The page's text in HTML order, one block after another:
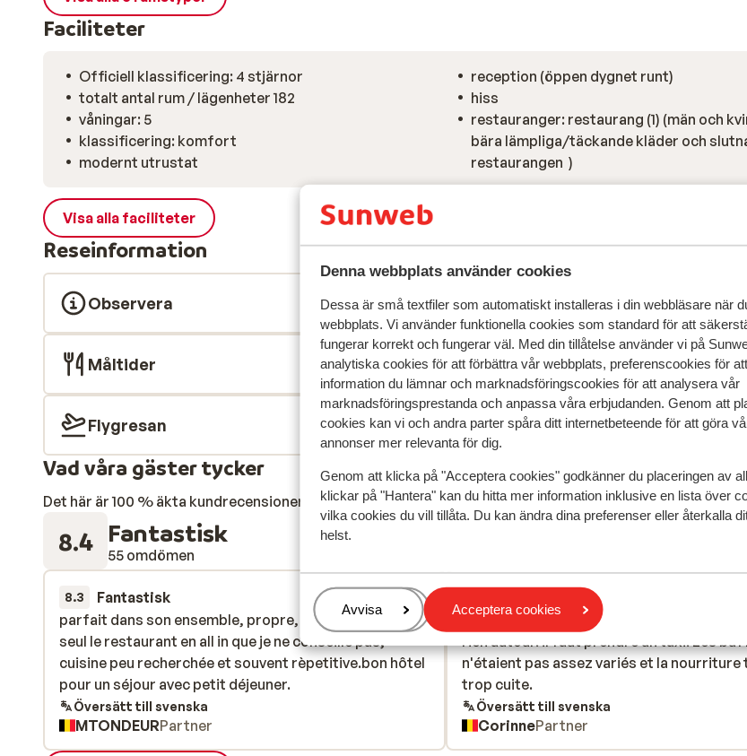
Denna webbplats använder cookies
Dessa är små textfiler som automatiskt installeras i din webbläsare när
webbplats. Vi använder funktionella cookies som standard för att
fungerar korrekt och fungerar väl. Med din tillåtelse använder vi på
analytiska cookies för att förbättra vår webbplats, preferenscookies för
information du lämnar och marknadsföringscookies för att analysera vår
marknadsföringsprestanda och anpassa våra erbjudanden. Genom att
cookies kan vi och andra parter spåra ditt internetbeteende för att göra
annonser mer relevanta för dig.
Genom att klicka på "Acceptera cookies" godkänner du placeringen av
klickar på "Hantera" kan du hitta mer information inklusive en lista över
vilka cookies du vill tillåta. Du kan ändra dina preferenser eller återkalla
helst.
Hantera
Avvisa Acceptera cookies
Faciliteter
Officiell klassificering: 4 stjärnor
totalt antal rum / lägenheter 182
våningar: 5
klassificering: komfort
modernt utrustat
reception (öppen dygnet runt)
hiss
restauranger: restaurang (1) (män och
bära lämpliga/täckande kläder och
restaurangen )
Visa alla faciliteter
Reseinformation
Observera
Måltider
Flygresan
Vad våra gäster tycker
Det här är 100 % äkta kundrecensioner som verkligen speglar deras upplevelser av vår produkt.Mer om
8.4 Fantastisk
55 omdömen
8.3 Fantastisk
17 juni 2026
parfait dans son ensemble, propre, service agréable
seul le restaurant en all in que je ne conseille pas,
cuisine peu recherchée et souvent rèpetitive.bon hôtel
pour un séjour avec petit déjeuner.
parfait dans son ensemble, propre, service agréable
seul le restaurant en all in que je ne conseille pas,
cuisine peu recherchée et souvent rèpetitive.bon hôtel
pour un séjour avec petit déjeuner.
Översätt till svenska
MTONDEURPartner
L'hôtel est trop éloigné d'une ville. il n'y a
rien autour. il faut prendre un taxi. Les
n'étaient pas assez variés et la nourriture
trop cuite.
L'hôtel est trop éloigné d'une ville. il n'y a
rien autour. il faut prendre un taxi. Les
n'étaient pas assez variés et la nourriture
trop cuite.
Översätt till svenska
CorinnePartner